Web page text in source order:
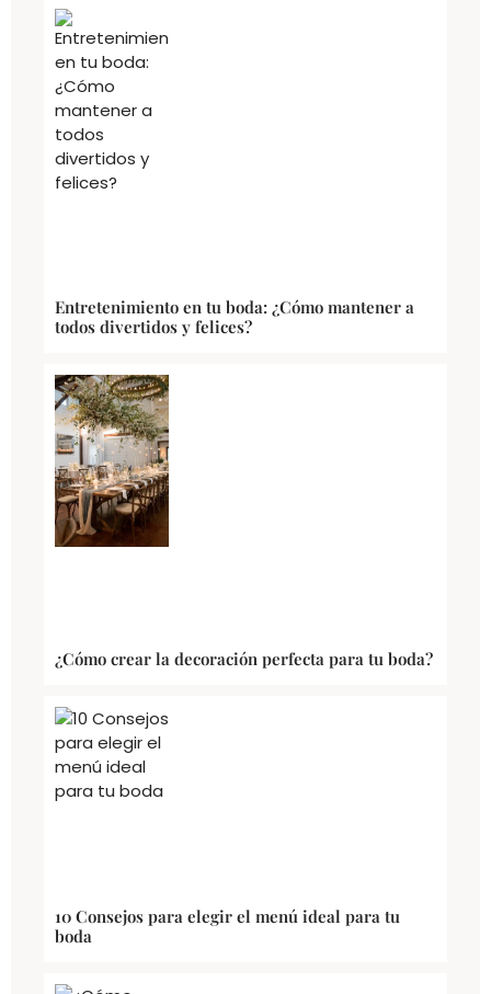
Entretenimiento en tu boda: ¿Cómo mantener a
todos divertidos y felices?
¿Cómo crear la decoración perfecta para tu boda?
10 Consejos para elegir el menú ideal para tu
boda